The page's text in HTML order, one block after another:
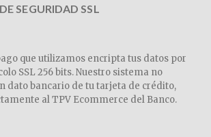
SEGURIDAD SSL
que utilizamos encripta tus datos por
SSL 256 bits. Nuestro sistema no
dato bancario de tu tarjeta de crédito,
al TPV Ecommerce del Banco.